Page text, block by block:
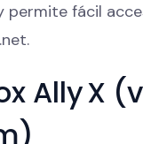
permite fácil
Ally X